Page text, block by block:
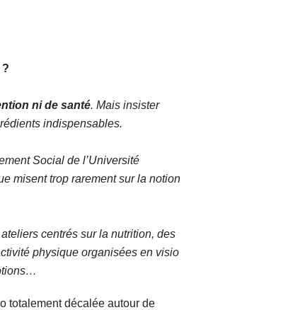
ni de santé. Mais insister
indispensables.
Social de l’Université
misent trop rarement sur la notion
centrés sur la nutrition, des
physique organisées en visio
totalement décalée autour de